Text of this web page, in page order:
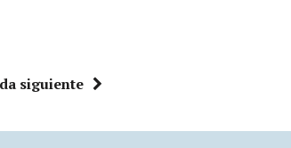
siguiente